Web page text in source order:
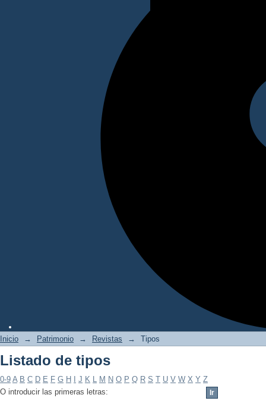
Inicio → Patrimonio → Revistas → Tipos
Listado de tipos
0-9 A B C D E F G H J K L M N O P Q R S T U V W X Y Z
O introducir las primeras letras: